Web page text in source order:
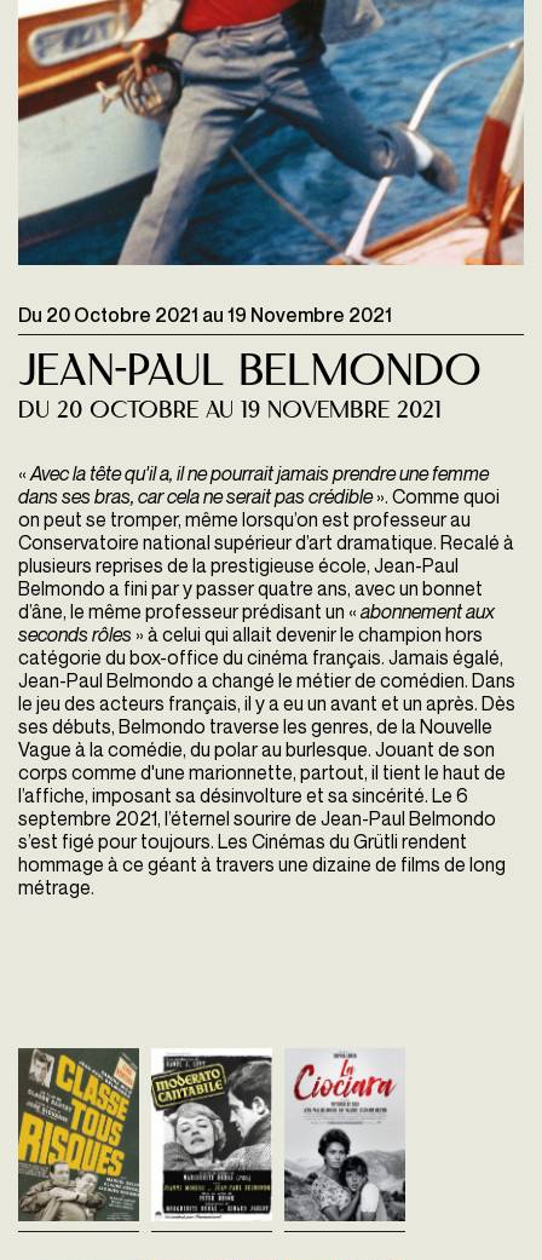
Du 20 Octobre 2021 au 19 Novembre 2021
Jean-Paul Belmondo
Du 20 octobre au 19 novembre 2021
«Avec la tête qu'il a, il ne pourrait jamais prendre une femme
dans ses bras, car cela ne serait pas crédible». Comme quoi
on peut se tromper, même lorsqu’on est professeur au
Conservatoire national supérieur d’art dramatique. Recalé à
plusieurs reprises de la prestigieuse école, Jean-Paul
Belmondo a fini par y passer quatre ans, avec un bonnet
d’âne, le même professeur prédisant un « abonnement aux
seconds rôles » à celui qui allait devenir le champion hors
catégorie du box-office du cinéma français. Jamais égalé,
Jean-Paul Belmondo a changé le métier de comédien. Dans
le jeu des acteurs français, il y a eu un avant et un après. Dès
ses débuts, Belmondo traverse les genres, de la Nouvelle
Vague à la comédie, du polar au burlesque. Jouant de son
corps comme d'une marionnette, partout, il tient le haut de
l’affiche, imposant sa désinvolture et sa sincérité. Le 6
septembre 2021, l’éternel sourire de Jean-Paul Belmondo
s’est figé pour toujours. Les Cinémas du Grütli rendent
hommage à ce géant à travers une dizaine de films de long
métrage.
France - 1960
vost - 110'
Gangster condamné à mort
par contumace et recherché
par la police, Abel Davos s'est
réfugié en Italie avec sa
femme Thérèse...
France - 1960
vf - 91'
Dans une petite ville des
bords de la Gironde. Anne
Desbarèdes, épouse d'un
riche industriel, s'ennuie
copieusement. Délaissée par
son mari, elle...
Séance spéciale samedi
Sophia Loren !Version
restaurée 4K !PRIX...
Léon Morin, prêtre
Jean-Pierre Melville
Une femme est une
femme
Le Doulos
Jean-Pierre Melville